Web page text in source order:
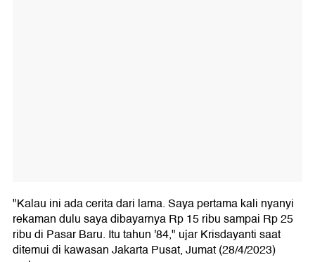
"Kalau ini ada cerita dari lama. Saya pertama kali nyanyi
rekaman dulu saya dibayarnya Rp 15 ribu sampai Rp 25
ribu di Pasar Baru. Itu tahun '84," ujar Krisdayanti saat
ditemui di kawasan Jakarta Pusat, Jumat (28/4/2023)